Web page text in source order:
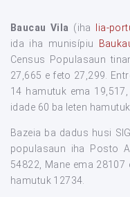
Baucau Vila (iha lia-
ida iha munisípiu
Census Populasaun
27,665 e feto 27,299.
14 hamutuk ema
idade 60 ba leten hamutuk
Bazeia ba dadus husi
populasaun iha Posto
54822, Mane ema
hamutuk 12734.